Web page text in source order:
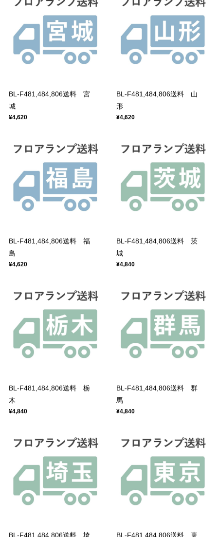
BL-F481,484,806送料 宮
城
¥4,620
BL-F481,484,806送料 山
形
¥4,620
BL-F481,484,806送料 福
島
¥4,620
BL-F481,484,806送料 茨
城
¥4,840
BL-F481,484,806送料 栃
木
¥4,840
BL-F481,484,806送料 群
馬
¥4,840
BL-F481,484,806送料 埼 BL-F481,484,806送料 東